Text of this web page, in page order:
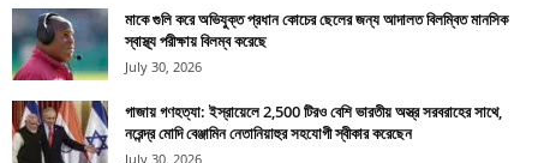
মাকে গুলি করে অভিযুক্ত প্রধান কোচের ছেলের জন্য আদালত বিলম্বিত মানসিক
স্বাস্থ্য পরীক্ষায় বিলম্ব করেছে
July 30, 2026
গাজায় গণহত্যা: ইস্রায়েলে 2,500 টিরও বেশি ভারতীয় অস্ত্র সরবরাহের সাথে,
নরেন্দ্র মোদি বেঞ্জামিন নেতানিয়াহুর সহযোগী স্বীকার করেছেন
July 30, 2026